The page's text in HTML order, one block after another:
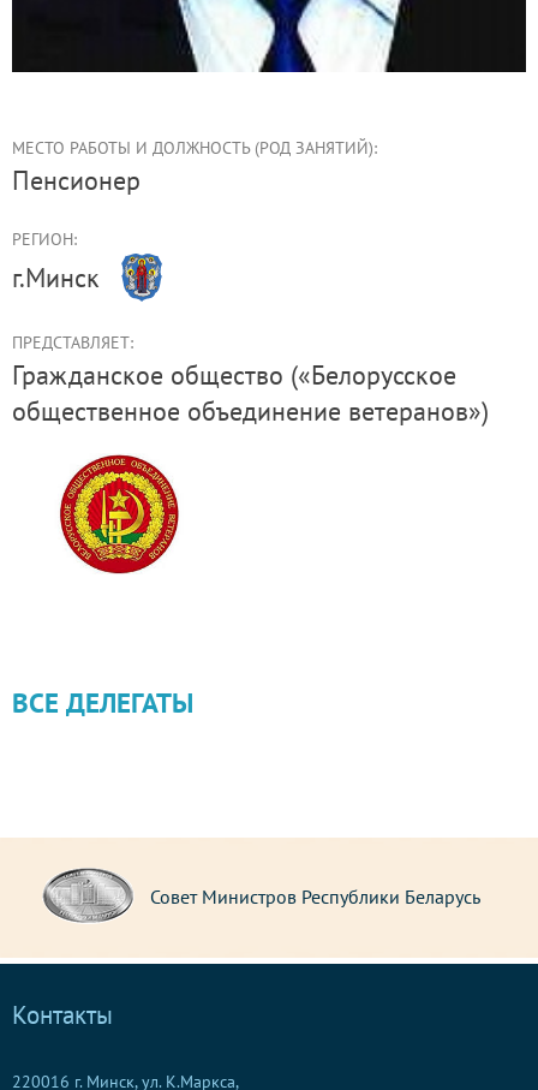
МЕСТО РАБОТЫ И ДОЛЖНОСТЬ (РОД ЗАНЯТИЙ):
пенсионер
РЕГИОН:
г.Минск
ПРЕДСТАВЛЯЕТ:
Гражданское общество («Белорусское
общественное объединение ветеранов»)
ВСЕ ДЕЛЕГАТЫ
Совет Министров Республики Беларусь
Контакты
220016 г. Минск, ул. К.Маркса,